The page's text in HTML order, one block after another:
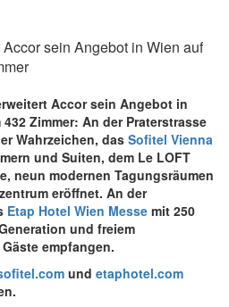
sein Angebot in Wien auf
Accor sein Angebot in
Zimmer: An der Praterstrasse
Wahrzeichen, das Sofitel Vienna
und Suiten, dem Le LOFT
neun modernen Tagungsräumen
eröffnet. An der
Etap Hotel Wien Messe mit 250
und freiem
empfangen.
und etaphotel.com